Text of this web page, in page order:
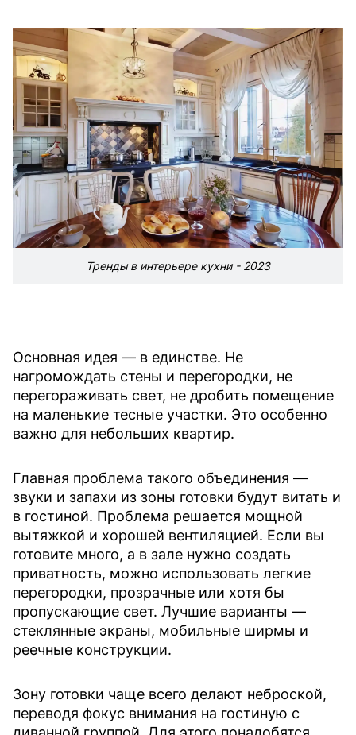
Тренды в интерьере кухни - 2023
Основная идея — в единстве. Не
нагромождать стены и перегородки, не
перегораживать свет, не дробить помещение
на маленькие тесные участки. Это особенно
важно для небольших квартир.
Главная проблема такого объединения —
звуки и запахи из зоны готовки будут витать и
в гостиной. Проблема решается мощной
вытяжкой и хорошей вентиляцией. Если вы
готовите много, а в зале нужно создать
приватность, можно использовать легкие
перегородки, прозрачные или хотя бы
пропускающие свет. Лучшие варианты —
стеклянные экраны, мобильные ширмы и
реечные конструкции.
Зону готовки чаще всего делают неброской,
переводя фокус внимания на гостиную с